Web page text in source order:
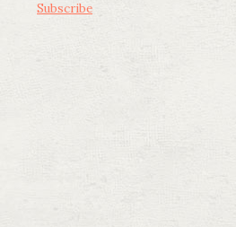
Subscribe